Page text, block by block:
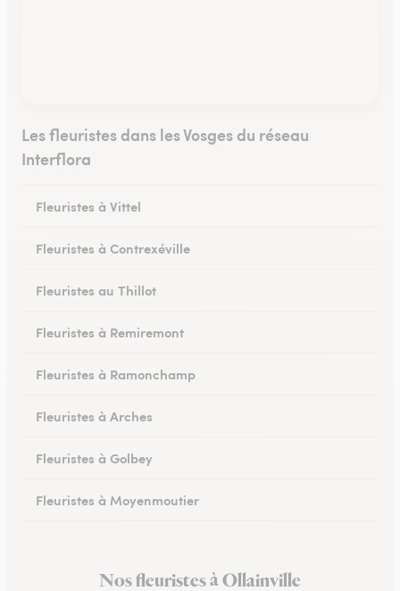
Les fleuristes dans les Vosges du réseau
Interflora
Fleuristes à Vittel
Fleuristes à Contrexéville
Fleuristes au Thillot
Fleuristes à Remiremont
Fleuristes à Ramonchamp
Fleuristes à Arches
Fleuristes à Golbey
Fleuristes à Moyenmoutier
Fleuristes à Charmes
Nos fleuristes à Ollainville